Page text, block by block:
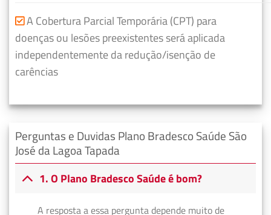
A Cobertura Parcial Temporária (CPT) para
doenças ou lesões preexistentes será aplicada
independentemente da redução/isenção de
carências
Perguntas e Duvidas Plano Bradesco Saúde São
José da Lagoa Tapada
1. O Plano Bradesco Saúde é bom?
A resposta a essa pergunta depende muito de